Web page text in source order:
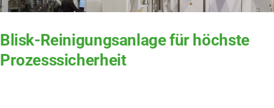
Blisk-Reinigungsanlage für höchste
Prozesssicherheit